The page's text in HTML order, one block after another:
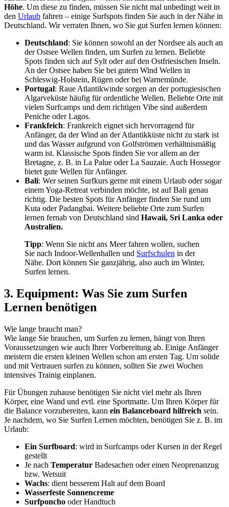
Höhe. Um diese zu finden, müssen Sie nicht mal unbedingt weit in
den Urlaub fahren – einige Surfspots finden Sie auch in der Nähe in
Deutschland. Wir verraten Ihnen, wo Sie gut Surfen lernen können:
Deutschland: Sie können sowohl an der Nordsee als auch an
der Ostsee Wellen finden, um Surfen zu lernen. Beliebte
Spots finden sich auf Sylt oder auf den Ostfriesischen Inseln.
An der Ostsee haben Sie bei gutem Wind Wellen in
Schleswig-Holstein, Rügen oder bei Warnemünde.
Portugal: Raue Atlantikwinde sorgen an der portugiesischen
Algarveküste häufig für ordentliche Wellen. Beliebte Orte mit
vielen Surfcamps und dem richtigen Vibe sind außerdem
Peniche oder Lagos.
Frankfeich: Frankreich eignet sich hervorragend für
Anfänger, da der Wind an der Atlantikküste nicht zu stark ist
und das Wasser aufgrund von Golfströmen verhältnismäßig
warm ist. Klassische Spots finden Sie vor allem an der
Bretagne, z. B. in La Palue oder La Sauzaie. Auch Hossegor
bietet gute Wellen für Anfänger.
Bali: Wer seinen Surfkurs gerne mit einem Urlaub oder sogar
einem Yoga-Retreat verbinden möchte, ist auf Bali genau
richtig. Die besten Spots für Anfänger finden Sie rund um
Kuta oder Padangbai. Weitere beliebte Orte zum Surfen
lernen fernab von Deutschland sind Hawaii, Sri Lanka oder
Australien.
Tipp: Wenn Sie nicht ans Meer fahren wollen, suchen
Sie nach Indoor-Wellenhallen und Surfschulen in der
Nähe. Dort können Sie ganzjährig, also auch im Winter,
Surfen lernen.
3. Equipment: Was Sie zum Surfen
Lernen benötigen
Wie lange braucht man?
Wie lange Sie brauchen, um Surfen zu lernen, hängt von Ihren
Voraussetzungen wie auch Ihrer Vorbereitung ab. Einige Anfänger
meistern die ersten kleinen Wellen schon am ersten Tag. Um solide
und mit Vertrauen surfen zu können, sollten Sie zwei Wochen
intensives Trainig einplanen.
Für Übungen zuhause benötigen Sie nicht viel mehr als Ihren
Körper, eine Wand und evtl. eine Sportmatte. Um Ihren Körper für
die Balance vorzubereiten, kann ein Balanceboard hilfreich sein.
Je nachdem, wo Sie Surfen Lernen möchten, benötigen Sie z. B. im
Urlaub:
Ein Surfboard: wird in Surfcamps oder Kursen in der Regel
gestellt
Je nach Temperatur Badesachen oder einen Neoprenanzug
bzw. Wetsuit
Wachs: dient besserem Halt auf dem Board
Wasserfeste Sonnencreme
Surfponcho oder Handtuch